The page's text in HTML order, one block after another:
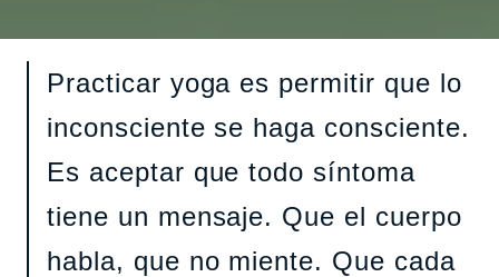
Practicar yoga es permitir que lo
inconsciente se haga consciente.
Es aceptar que todo síntoma
tiene un mensaje. Que el cuerpo
habla, que no miente. Que cada